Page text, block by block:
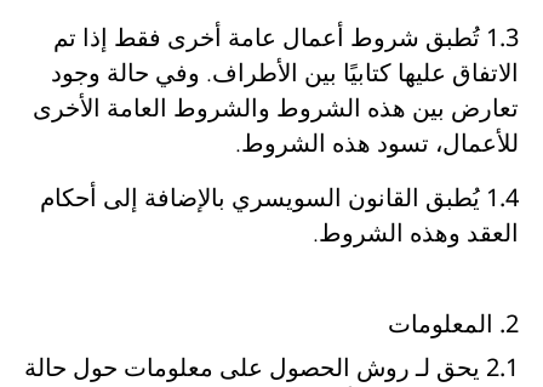
1.3 تُطبق شروط أعمال عامة أخرى فقط إذا تم
الاتفاق عليها كتابيًا بين الأطراف. وفي حالة وجود
تعارض بين هذه الشروط والشروط العامة الأخرى
للأعمال، تسود هذه الشروط.
1.4 يُطبق القانون السويسري بالإضافة إلى أحكام
العقد وهذه الشروط.
2. المعلومات
2.1 يحق لـروش الحصول على معلومات حول حالة